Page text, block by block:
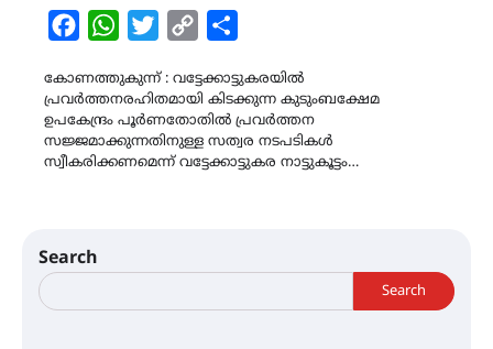
FacebookWhatsAppTwitterCopy
കോണത്തുകുന്ന് : വട്ടേക്കാട്ടുകരയിൽ
പ്രവർത്തനരഹിതമായി കിടക്കുന്ന കുടുംബക്ഷേമ
ഉപകേന്ദ്രം പൂർണതോതിൽ പ്രവർത്തന
സജ്ജമാക്കുന്നതിനുള്ള സത്വര നടപടികൾ
സ്വീകരിക്കണമെന്ന് വട്ടേക്കാട്ടുകര നാട്ടുകൂട്ടം…
Search
Search